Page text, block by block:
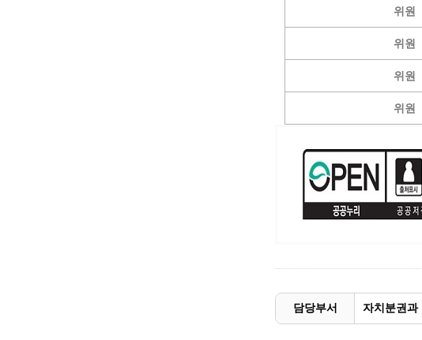
위원
위원
위원
위원
담당부서 자치분권과